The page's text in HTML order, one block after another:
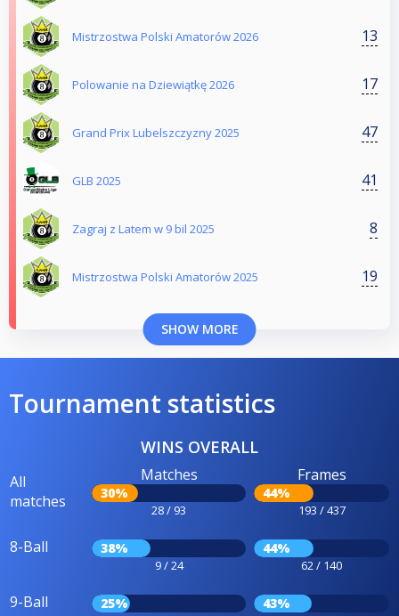
Mistrzostwa Polski Amatorów 2026 13
Polowanie na Dziewiątkę 2026 17
Grand Prix Lubelszczyzny 2025 47
GLB 2025 41
Zagraj z Latem w 9 bil 2025 8
Mistrzostwa Polski Amatorów 2025 19
SHOW MORE
Tournament statistics
WINS OVERALL
All
matches
Matches
30%
28 / 93
Frames
44%
193 / 437
8-Ball 38%
9 / 24
44%
62 / 140
9-Ball 25% 43%